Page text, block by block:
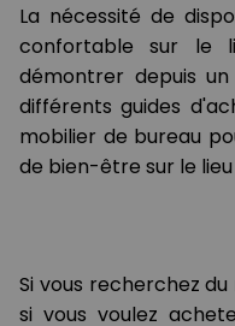
La nécessité de
confortable sur le
démontrer depuis
différents guides
mobilier de bureau
de bien-être sur le
Si vous recherchez
si vous voulez